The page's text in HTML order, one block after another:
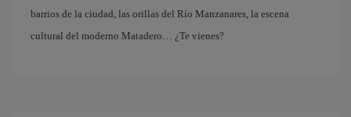
barrios de la ciudad, las orillas del Río Manzanares, la escena
cultural del moderno Matadero… ¿Te vienes?